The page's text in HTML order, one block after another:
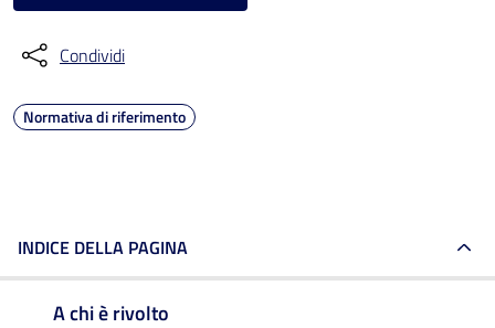
Condividi
Normativa di riferimento
INDICE DELLA PAGINA
A chi è rivolto